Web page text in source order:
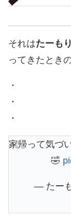
それはたーもり
ってきたとき
・
・
・
家帰って気づ
🤣
— たー